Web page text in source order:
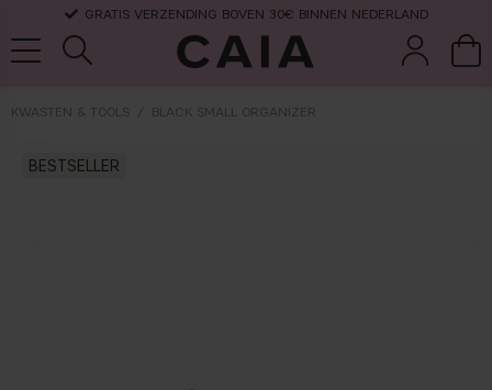
GRATIS VERZENDING BOVEN 30€ BINNEN NEDERLAND
KWASTEN & TOOLS BLACK SMALL ORGANIZER
BESTSELLER
parfum